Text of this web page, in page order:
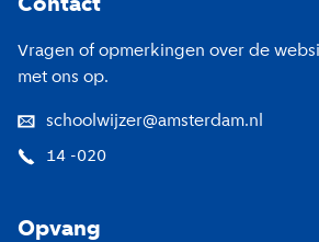
Vragen of opmerkingen over de
met ons op.
schoolwijzer@amsterdam.nl
14 -020
Opvang